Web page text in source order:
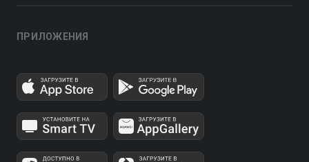
ПРИЛОЖЕНИЯ